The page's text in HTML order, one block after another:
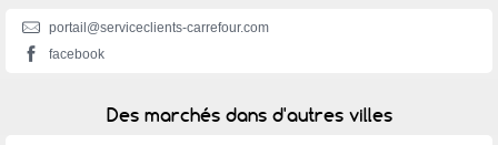
portail@serviceclients-carrefour.com
facebook
Des marchés dans d'autres villes